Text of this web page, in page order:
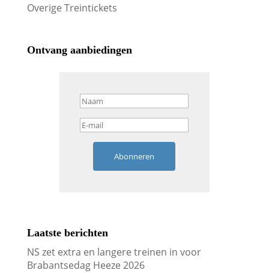
Overige Treintickets
Ontvang aanbiedingen
Abonneren
Laatste berichten
NS zet extra en langere treinen in voor
Brabantsedag Heeze 2026